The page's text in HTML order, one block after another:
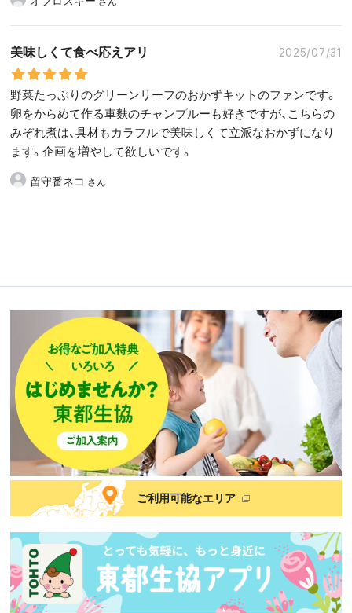
美味しくて食べ応えアリ 2025/07/31
野菜たっぷりのグリーンリーフのおかずキットのファンです。
卵をからめて作る車麩のチャンプルーも好きですが、こちらの
みぞれ煮は、具材もカラフルで美味しくて立派なおかずになり
ます。企画を増やして欲しいです。
留守番ネコ
ご利用可能なエリア